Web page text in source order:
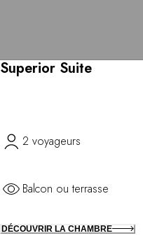
Superior Suite
2 voyageurs
Balcon ou terrasse
DÉCOUVRIR LA CHAMBRE